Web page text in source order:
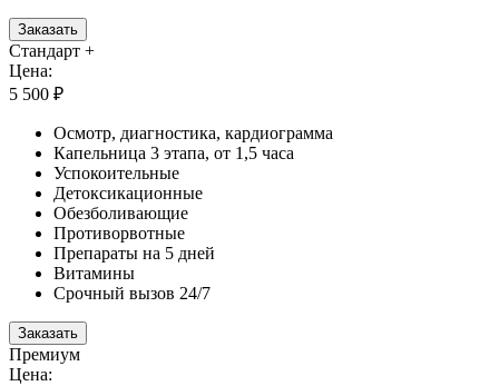
Заказать
Стандарт +
Цена:
5 500 ₽
Осмотр, диагностика, кардиограмма
Капельница 3 этапа, от 1,5 часа
Успокоительные
Детоксикационные
Обезболивающие
Противорвотные
Препараты на 5 дней
Витамины
Срочный вызов 24/7
Заказать
Премиум
Цена: